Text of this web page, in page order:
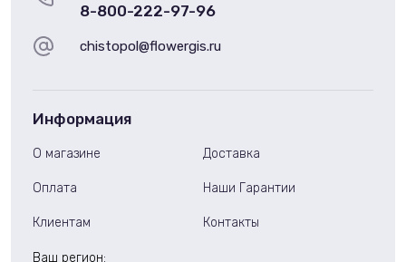
8-800-222-97-96
chistopol@flowergis.ru
Информация
О магазине Доставка
Оплата Наши Гарантии
Клиентам Контакты
Ваш регион: